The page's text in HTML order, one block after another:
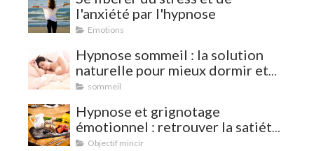
l'anxiété par l'hypnose
Emotions
Hypnose sommeil : la solution
naturelle pour mieux dormir et
vaincre les insomnies
sommeil
Hypnose et grignotage
émotionnel : retrouver la satiété
et l'équilibre
Objectif mincir